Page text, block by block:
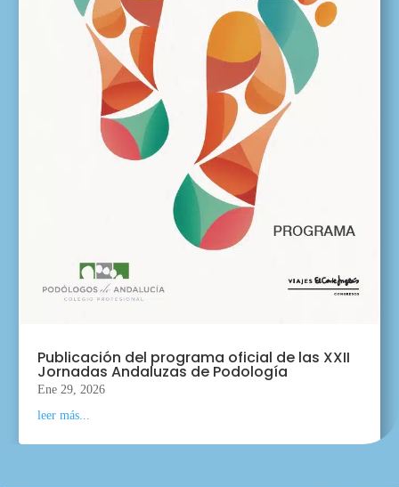
Publicación del programa oficial de las XXII
Jornadas Andaluzas de Podología
Ene 29, 2026
leer más...